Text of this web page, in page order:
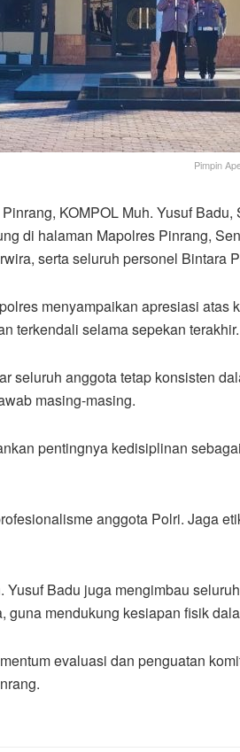
Pimpin
KOMPOL Muh. Yusuf
di halaman Mapolres Pinrang,
serta seluruh personel Bintara
menyampaikan apresiasi atas
terkendali selama sepekan terakhir.
seluruh anggota tetap konsisten
masing-masing.
pentingnya kedisiplinan
anggota Polri. Jaga
Yusuf Badu juga mengimbau
guna mendukung kesiapan fisik
evaluasi dan penguatan